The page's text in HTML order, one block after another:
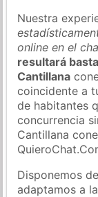
Nuestra
online en el
resultará
Cantillana
coincidente a
de habitantes
concurrencia
Cantillana
Disponemos
adaptamos a